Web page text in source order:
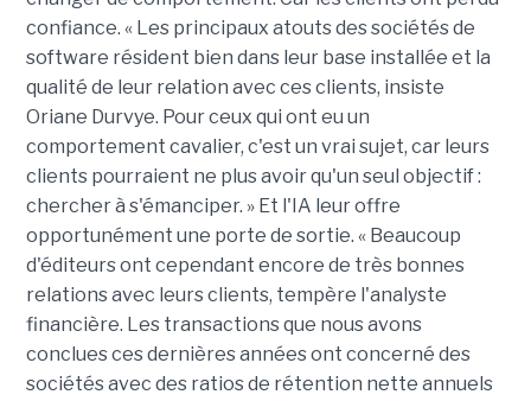
confiance. « Les principaux atouts des sociétés de
software résident bien dans leur base installée et la
qualité de leur relation avec ces clients, insiste
Oriane Durvye. Pour ceux qui ont eu un
comportement cavalier, c'est un vrai sujet, car leurs
clients pourraient ne plus avoir qu'un seul objectif :
chercher à s'émanciper. » Et l'IA leur offre
opportunément une porte de sortie. « Beaucoup
d'éditeurs ont cependant encore de très bonnes
relations avec leurs clients, tempère l'analyste
financière. Les transactions que nous avons
conclues ces dernières années ont concerné des
sociétés avec des ratios de rétention nette annuels